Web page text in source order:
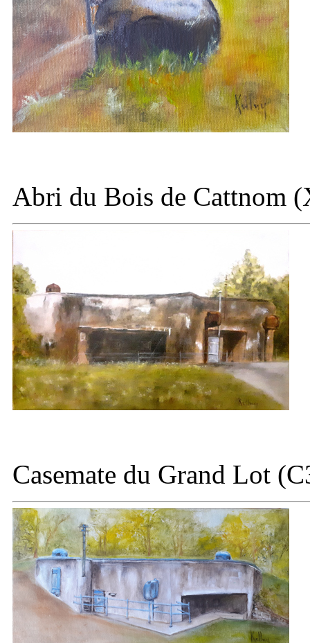
Abri du Bois de Cattnom
Casemate du Grand Lot